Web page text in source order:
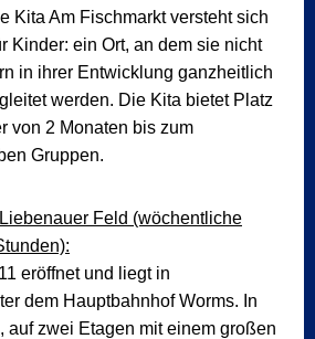
Kita Am Fischmarkt versteht sich
Kinder: ein Ort, an dem sie nicht
in ihrer Entwicklung ganzheitlich
werden. Die Kita bietet Platz
von 2 Monaten bis zum
Gruppen.
Feld (wöchentliche
eröffnet und liegt in
dem Hauptbahnhof Worms. In
auf zwei Etagen mit einem großen